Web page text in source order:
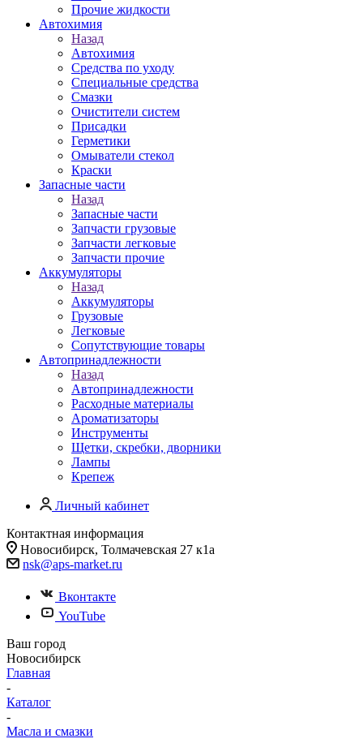
Прочие жидкости
Автохимия
Назад
Автохимия
Средства по уходу
Специальные средства
Смазки
Очистители систем
Присадки
Герметики
Омыватели стекол
Краски
Запасные части
Назад
Запасные части
Запчасти грузовые
Запчасти легковые
Запчасти прочие
Аккумуляторы
Назад
Аккумуляторы
Грузовые
Легковые
Сопутствующие товары
Автопринадлежности
Назад
Автопринадлежности
Расходные материалы
Ароматизаторы
Инструменты
Щетки, скребки, дворники
Лампы
Крепеж
Личный кабинет
Контактная информация
Новосибирск, Толмачевская 27 к1а
nsk@aps-market.ru
Вконтакте
YouTube
Ваш город
Новосибирск
Главная
-
Каталог
-
Масла и смазки